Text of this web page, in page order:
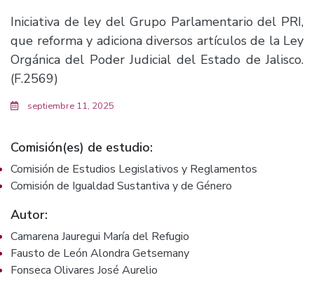
Iniciativa de ley del Grupo Parlamentario del PRI,
que reforma y adiciona diversos artículos de la Ley
Orgánica del Poder Judicial del Estado de Jalisco.
(F.2569)
septiembre 11, 2025
Comisión(es) de estudio:
Comisión de Estudios Legislativos y Reglamentos
Comisión de Igualdad Sustantiva y de Género
Autor:
Camarena Jauregui María del Refugio
Fausto de León Alondra Getsemany
Fonseca Olivares José Aurelio